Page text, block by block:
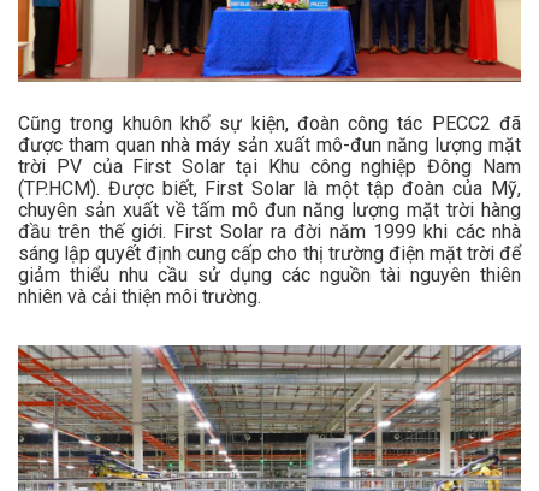
Cũng trong khuôn khổ sự kiện, đoàn công tác PECC2 đã
được tham quan nhà máy sản xuất mô-đun năng lượng mặt
trời PV của First Solar tại Khu công nghiệp Đông Nam
(TP.HCM). Được biết, First Solar là một tập đoàn của Mỹ,
chuyên sản xuất về tấm mô đun năng lượng mặt trời hàng
đầu trên thế giới. First Solar ra đời năm 1999 khi các nhà
sáng lập quyết định cung cấp cho thị trường điện mặt trời để
giảm thiểu nhu cầu sử dụng các nguồn tài nguyên thiên
nhiên và cải thiện môi trường.